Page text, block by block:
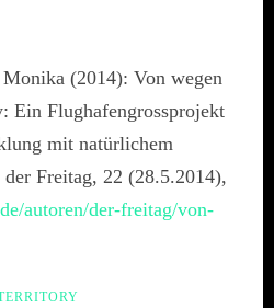
(2014): Von wegen
Ein Flughafengrossprojekt
mit natürlichem
Freitag, 22 (28.5.2014),
autoren/der-freitag/von-